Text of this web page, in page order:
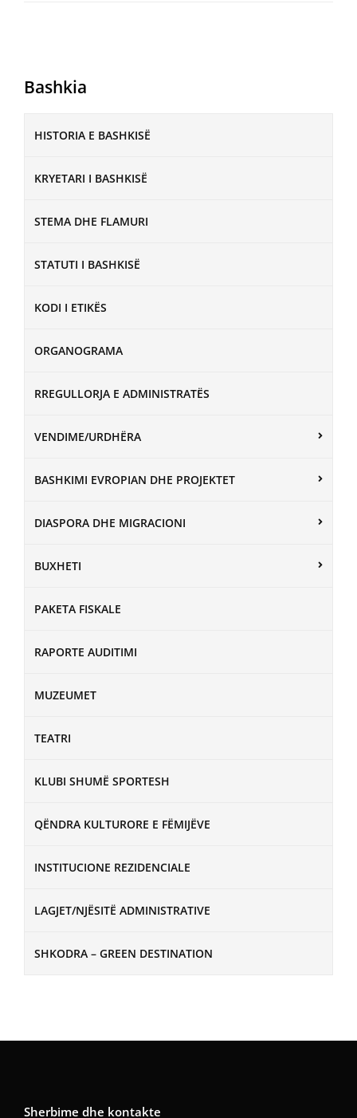
Bashkia
HISTORIA E BASHKISË
KRYETARI I BASHKISË
STEMA DHE FLAMURI
STATUTI I BASHKISË
KODI I ETIKËS
ORGANOGRAMA
RREGULLORJA E ADMINISTRATËS
VENDIME/URDHËRA
BASHKIMI EVROPIAN DHE PROJEKTET
DIASPORA DHE MIGRACIONI
BUXHETI
PAKETA FISKALE
RAPORTE AUDITIMI
MUZEUMET
TEATRI
KLUBI SHUMË SPORTESH
QËNDRA KULTURORE E FËMIJËVE
INSTITUCIONE REZIDENCIALE
LAGJET/NJËSITË ADMINISTRATIVE
SHKODRA – GREEN DESTINATION
Sherbime dhe kontakte